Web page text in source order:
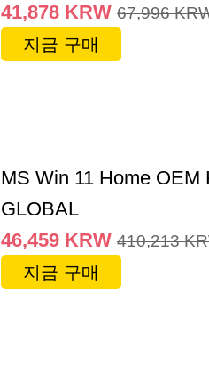
41,878 KRW 67,996
지금 구매
MS Win 11 Home OEM
GLOBAL
46,459 KRW 410,213
지금 구매